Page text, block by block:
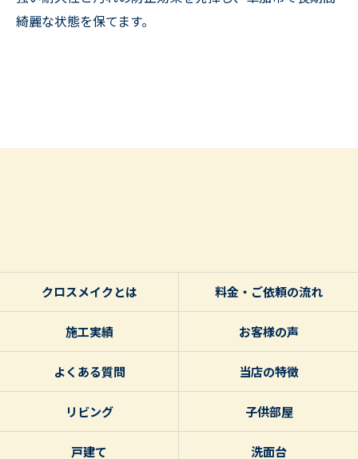
綺麗な状態を保てます。
クロスメイクとは 料金・ご依頼の流れ
施工実績 お客様の声
よくある質問 当店の特徴
リビング 子供部屋
戸建て 洗面台